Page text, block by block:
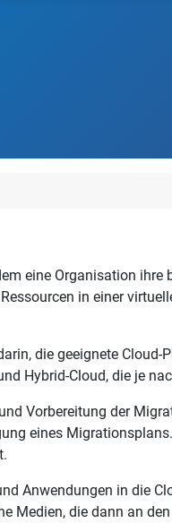
eine Organisation
in einer
die geeignete
Hybrid-Cloud, die je
Vorbereitung der
eines
Anwendungen in die
Medien, die dann an